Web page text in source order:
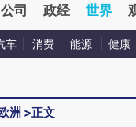
公司 政经 世界
车 消费 能源 健康
洲 >正文